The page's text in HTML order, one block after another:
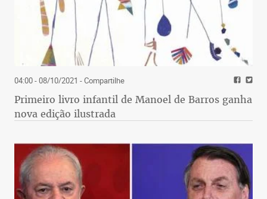
04:00 - 08/10/2021 - Compartilhe
Primeiro livro infantil de Manoel de Barros ganha
nova edição ilustrada